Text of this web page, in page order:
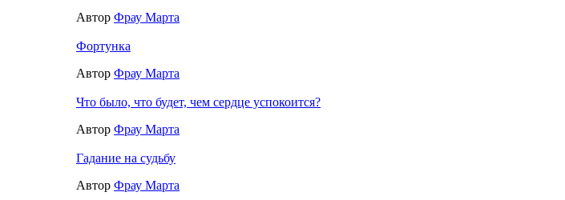
Автор Фрау Марта
Фортунка
Автор Фрау Марта
Что было, что будет, чем сердце успокоится?
Автор Фрау Марта
Гадание на судьбу
Автор Фрау Марта